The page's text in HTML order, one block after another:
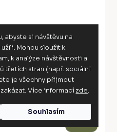
abyste si návštěvu na
Mohou sloužit k
k analýze návštěvnosti a
třetích stran (např. sociální
je všechny přijmout
Více informací zde.
Souhlasím
D
ZDARMA